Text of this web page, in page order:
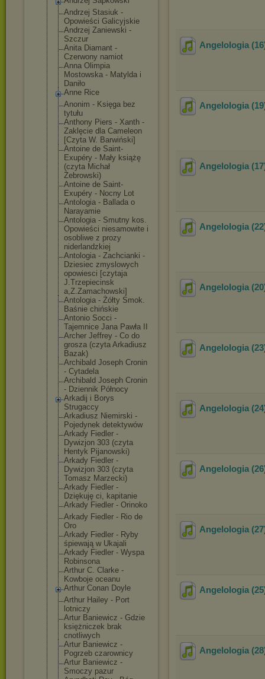
Andrzej Stasiuk -
Opowieści Galicyjskie
Andrzej Zaniewski -
Szczur
Anita Diamant -
Czerwony namiot
Anna Olimpia
Mostowska - Matylda i
Daniło
Anne Rice
Anonim - Księga bez
tytułu
Anthony Piers - Xanth -
Zaklęcie dla Cameleon
[Czyta W. Barwiński]
Antoine de Saint-
Exupéry - Mały książę
(czyta Michał
Żebrowski)
Antoine de Saint-
Exupéry - Nocny Lot
Antologia - Ballada o
Narayamie
Antologia - Smutny kos.
Opowieści niesamowite i
osobliwe z prozy
niderlandzkiej
Antologia - Zachcianki -
Dziesiec zmyslowych
opowiesci [czytaja
J.Trzepiecinsk
a,Z.Zamachowski]
Antologia - Żółty Smok.
Baśnie chińskie
Antonio Socci -
Tajemnice Jana Pawła II
Archer Jeffrey - Co do
grosza (czyta Arkadiusz
Bazak)
Archibald Joseph Cronin
- Cytadela
Archibald Joseph Cronin
- Dziennik Północy
Arkadij i Borys
Strugaccy
Arkadiusz Niemirski -
Pojedynek detektywów
Arkady Fiedler -
Dywizjon 303 (czyta
Hentyk Pijanowski)
Arkady Fiedler -
Dywizjon 303 (czyta
Tomasz Marzecki)
Arkady Fiedler -
Dziękuję ci, kapitanie
Arkady Fiedler - Orinoko
Arkady Fiedler - Rio de
Oro
Arkady Fiedler - Ryby
śpiewają w Ukajali
Arkady Fiedler - Wyspa
Robinsona
Arthur C. Clarke -
Kowboje oceanu
Arthur Conan Doyle
Arthur Hailey - Port
lotniczy
Artur Baniewicz - Gdzie
księżniczek brak
cnotliwych
Artur Baniewicz -
Pogrzeb czarownicy
Artur Baniewicz -
Smoczy pazur
Angelologia
Angelologia
Angelologia
Angelologia
Angelologia
Angelologia
Angelologia
Angelologia
Angelologia
Angelologia
Angelologia